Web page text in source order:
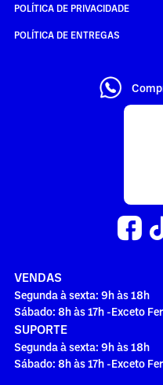
POLÍTICA DE PRIVACIDADE
POLÍTICA DE ENTREGAS
VENDAS
Segunda à sexta: 9h às 18h
Sábado: 8h às 17h -Exceto
SUPORTE
Segunda à sexta: 9h às 18h
Sábado: 8h às 17h -Exceto